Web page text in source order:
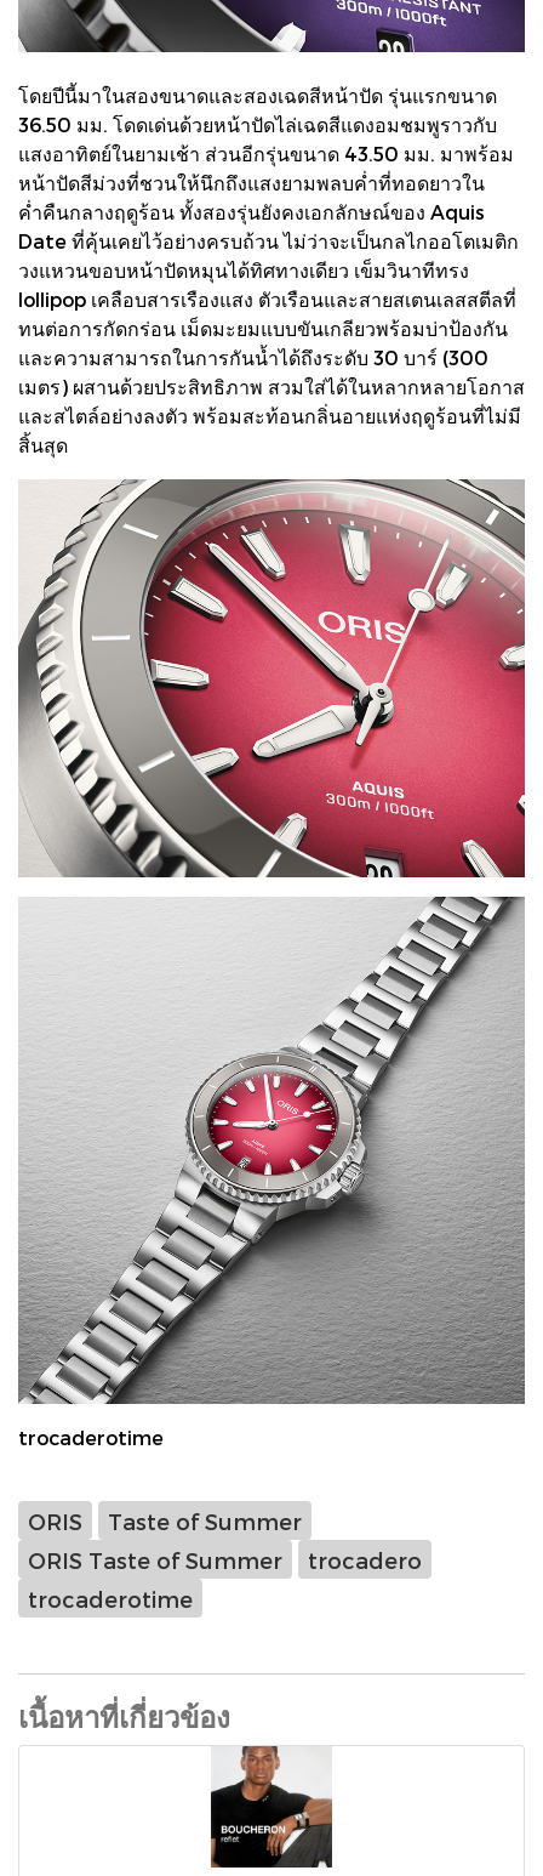
โดยปีนี้มาในสองขนาดและสองเฉดสีหน้าปัด รุ่นแรกขนาด
36.50 มม. โดดเด่นด้วยหน้าปัดไล่เฉดสีแดงอมชมพูราวกับ
แสงอาทิตย์ในยามเช้า ส่วนอีกรุ่นขนาด 43.50 มม. มาพร้อม
หน้าปัดสีม่วงที่ชวนให้นึกถึงแสงยามพลบค่ำที่ทอดยาวใน
ค่ำคืนกลางฤดูร้อน ทั้งสองรุ่นยังคงเอกลักษณ์ของ Aquis
Date ที่คุ้นเคยไว้อย่างครบถ้วน ไม่ว่าจะเป็นกลไกออโตเมติก
วงแหวนขอบหน้าปัดหมุนได้ทิศทางเดียว เข็มวินาทีทรง
lollipop เคลือบสารเรืองแสง ตัวเรือนและสายสเตนเลสสตีลที่
ทนต่อการกัดกร่อน เม็ดมะยมแบบขันเกลียวพร้อมบ่าป้องกัน
และความสามารถในการกันน้ำได้ถึงระดับ 30 บาร์ (300
เมตร) ผสานด้วยประสิทธิภาพ สวมใส่ได้ในหลากหลายโอกาส
และสไตล์อย่างลงตัว พร้อมสะท้อนกลิ่นอายแห่งฤดูร้อนที่ไม่มี
สิ้นสุด
trocaderotime
ORIS
Taste of Summer
ORIS Taste of Summer
trocadero
trocaderotime
เนื้อหาที่เกี่ยวข้อง